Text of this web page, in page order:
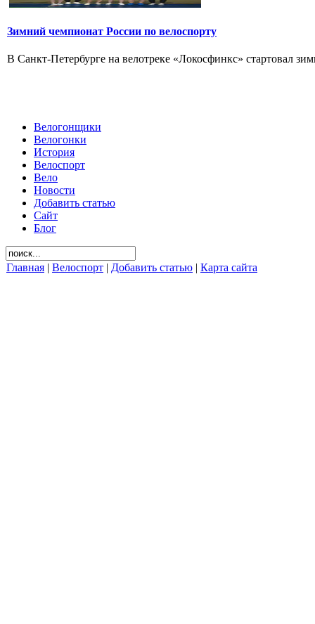
Зимний чемпионат России по велоспорту
В Санкт-Петербурге на велотреке «Локосфинкс» стартовал
Велогонщики
Велогонки
История
Велоспорт
Вело
Новости
Добавить статью
Сайт
Блог
Главная | Велоспорт | Добавить статью | Карта сайта